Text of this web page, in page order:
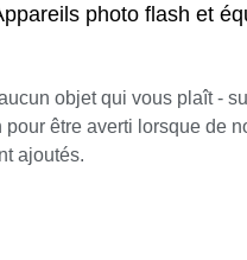
photo flash et
objet qui vous plaît -
pour être averti lorsque de
ajoutés.